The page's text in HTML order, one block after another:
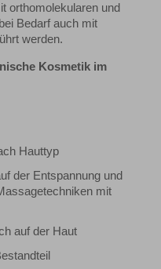
orthomolekularen und
Bedarf auch mit
werden.
Kosmetik im
Hauttyp
der Entspannung und
mit
auf der Haut